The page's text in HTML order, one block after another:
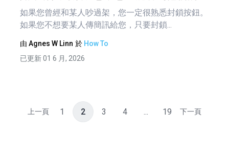
如果您曾經和某人吵過架，您一定很熟悉封鎖按鈕。
如果您不想要某人傳簡訊給您，只要封鎖...
由 Agnes W Linn 於 How To
已更新 01 6 月, 2026
上一頁 1 2 3 4 ... 19 下一頁